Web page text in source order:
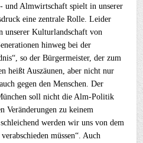
und Almwirtschaft spielt in unserer
eine zentrale Rolle. Leider
unserer Kulturlandschaft von
hinweg bei der
so der Bürgermeister, der zum
heißt Auszäunen, aber nicht nur
gegen den Menschen. Der
soll nicht die Alm-Politik
Veränderungen zu keinem
werden wir uns von dem
müssen“. Auch